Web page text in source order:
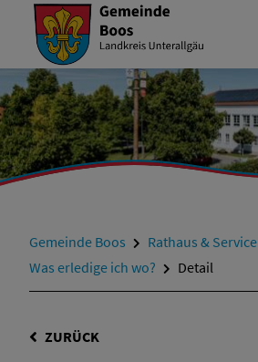
Gemeinde Boos Rathaus & Service
Was erledige ich wo?
Detail
ZURÜCK